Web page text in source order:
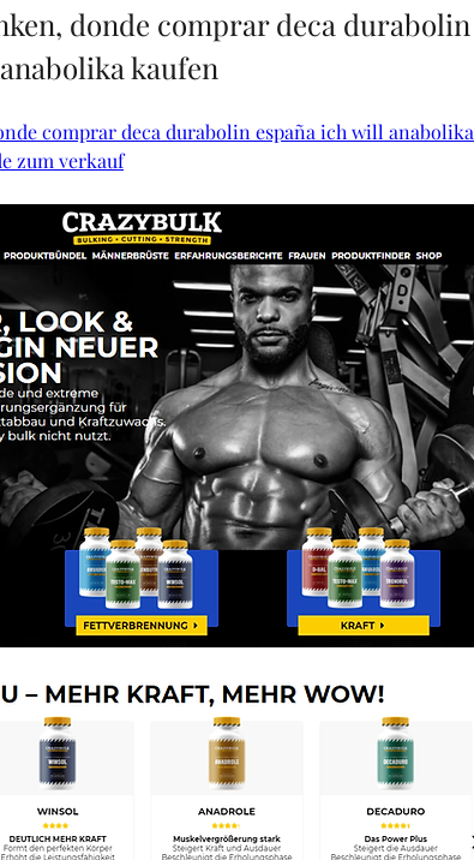
donde comprar deca durabolin
kaufen
comprar deca durabolin españa ich will anabolika
zum verkauf